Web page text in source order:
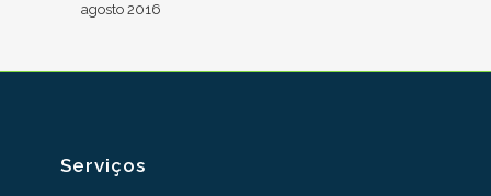
agosto 2016
Serviços